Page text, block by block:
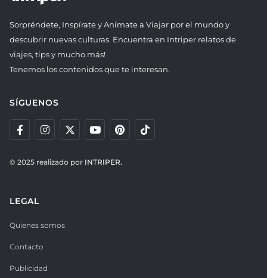
Sorpréndete, Inspírate y Anímate a Viajar por el mundo y
descubrir nuevas culturas. Encuentra en Intriper relatos de
viajes, tips y mucho más!
Tenemos los contenidos que te interesan.
SÍGUENOS
© 2025 realizado por INTRIPER.
LEGAL
Quienes somos
Contacto
Publicidad